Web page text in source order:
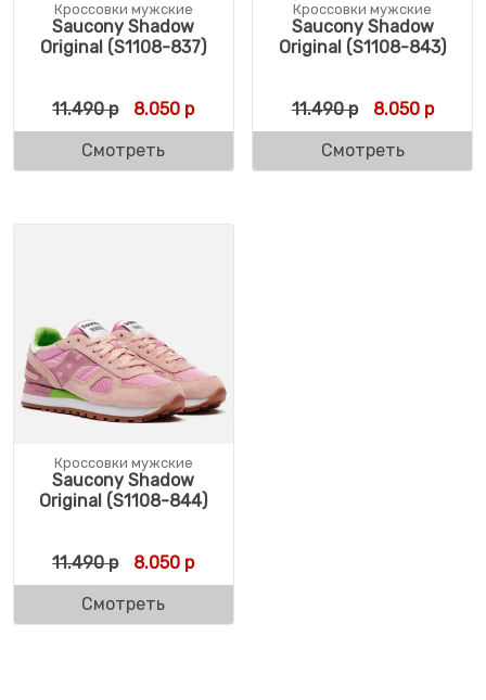
Кроссовки мужские
Saucony Shadow
Original (S1108-837)
11.490р Первоначальная цена составляла 11.490
8.050 рТекущая цена: 8.050 р.
Смотреть
Кроссовки мужские
Saucony Shadow
Original (S1108-843)
11.490р 8.050р
Смотреть
Кроссовки мужские
Saucony Shadow
Original (S1108-844)
11.490р Первоначальная цена составляла 11.490
8.050 рТекущая цена: 8.050 р.
Смотреть